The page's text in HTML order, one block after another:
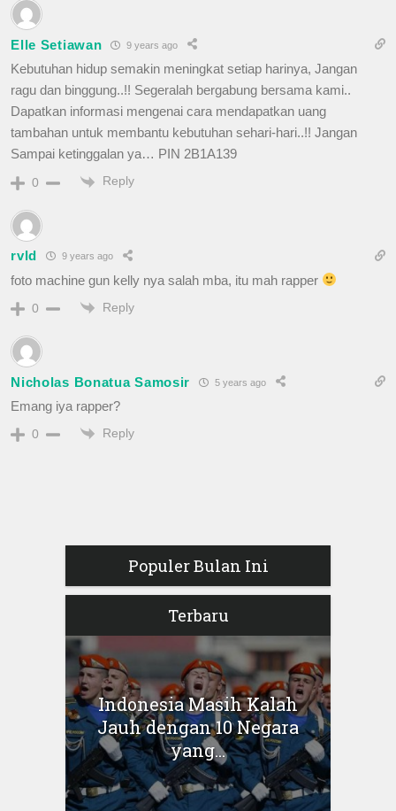
Elle Setiawan 9 years ago
Kebutuhan hidup semakin meningkat setiap harinya, Jangan
ragu dan binggung..!! Segeralah bergabung bersama kami..
Dapatkan informasi mengenai cara mendapatkan uang
tambahan untuk membantu kebutuhan sehari-hari..!! Jangan
Sampai ketinggalan ya… PIN 2B1A139
0 Reply
rvld 9 years ago
foto machine gun kelly nya salah mba, itu mah rapper
0 Reply
Nicholas Bonatua Samosir 5 years ago
Emang iya rapper?
0 Reply
Populer Bulan Ini
Terbaru
Indonesia Masih Kalah
Jauh dengan 10 Negara
yang...